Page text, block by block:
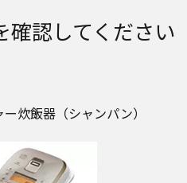
確認してください
炊飯器（シャンパン）